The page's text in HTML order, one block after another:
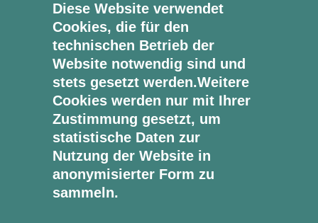
amet.Read more
READ MORE
ÖFFNUNGSZEITEN
Diese Website verwendet
Cookies, die für den
technischen Betrieb der
Website notwendig sind und
stets gesetzt werden.Weitere
Cookies werden nur mit Ihrer
Zustimmung gesetzt, um
statistische Daten zur
Nutzung der Website in
anonymisierter Form zu
sammeln.